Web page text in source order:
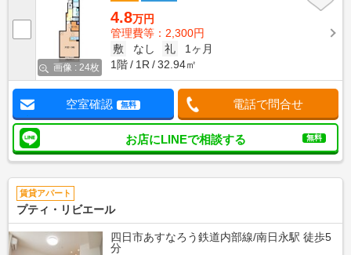
画像 : 24枚
4.8万円
管理費等：2,300円
敷
なし 礼
1ヶ月
1階
1R 32.94㎡
空室確認 無料 電話で問合せ
お店にLINEで相談する 無料
賃貸アパート
プティ・リビエール
四日市あすなろう鉄道内部線/南日永駅 徒歩5
分